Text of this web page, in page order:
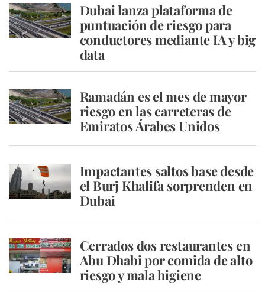
Dubai lanza plataforma de
puntuación de riesgo para
conductores mediante IA y big
data
Ramadán es el mes de mayor
riesgo en las carreteras de
Emiratos Árabes Unidos
Impactantes saltos base desde
el Burj Khalifa sorprenden en
Dubai
Cerrados dos restaurantes en
Abu Dhabi por comida de alto
riesgo y mala higiene